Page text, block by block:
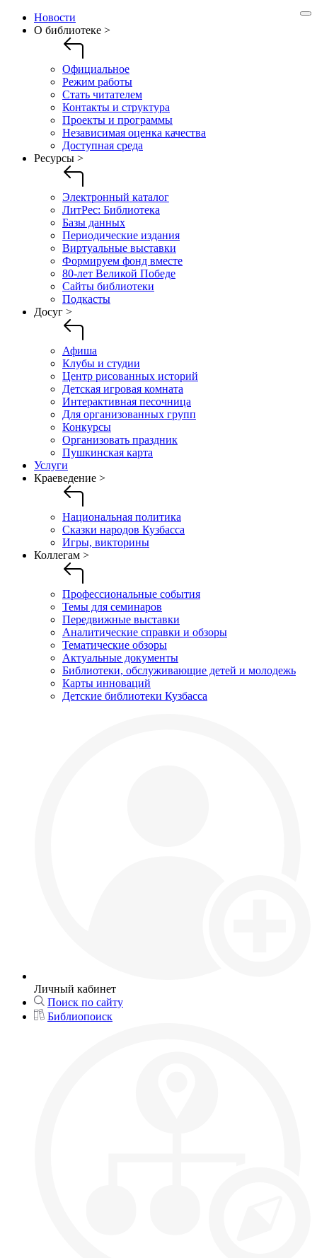
Новости
О библиотеке >
Официальное
Режим работы
Стать читателем
Контакты и структура
Проекты и программы
Независимая оценка качества
Доступная среда
Ресурсы >
Электронный каталог
ЛитРес: Библиотека
Базы данных
Периодические издания
Виртуальные выставки
Формируем фонд вместе
80-лет Великой Победе
Сайты библиотеки
Подкасты
Досуг >
Афиша
Клубы и студии
Центр рисованных историй
Детская игровая комната
Интерактивная песочница
Для организованных групп
Конкурсы
Организовать праздник
Пушкинская карта
Услуги
Краеведение >
Национальная политика
Сказки народов Кузбасса
Игры, викторины
Коллегам >
Профессиональные события
Темы для семинаров
Передвижные выставки
Аналитические справки и обзоры
Тематические обзоры
Актуальные документы
Библиотеки, обслуживающие детей и молодежь
Карты инноваций
Детские библиотеки Кузбасса
Личный кабинет
Поиск по сайту
Библиопоиск